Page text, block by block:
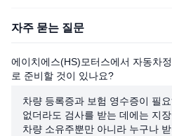
자주 묻는 질문
에이치에스(HS)모터스에서 자동차
로 준비할 것이 있나요?
차량 등록증과 보험 영수증이 필
없더라도 검사를 받는 데에는 지
차량 소유주뿐만 아니라 누구나